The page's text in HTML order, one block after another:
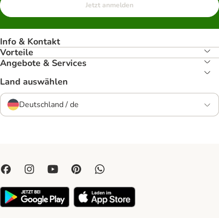
Jetzt anmelden
Info & Kontakt
Vorteile
Angebote & Services
Land auswählen
Deutschland / de